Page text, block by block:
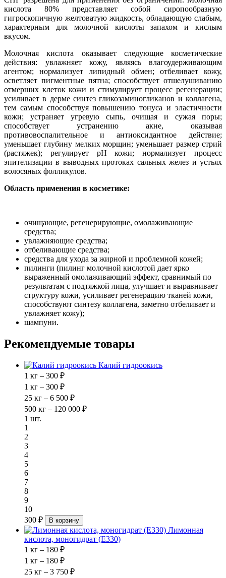
кислота 80% представляет собой сиропообразную
гигроскопичную желтоватую жидкость, обладающую слабым,
характерным для молочной кислоты запахом и кислым
вкусом.
Молочная кислота оказывает следующие косметические
действия: увлажняет кожу, являясь влагоудерживающим
агентом; нормализует липидный обмен; отбеливает кожу,
осветляет пигментные пятна; способствует отшелушиванию
отмерших клеток кожи и стимулирует процесс регенерации;
усиливает в дерме синтез гликозаминогликанов и коллагена,
тем самым способствуя повышению тонуса и эластичности
кожи; устраняет угревую сыпь, очищая и сужая поры;
способствует устранению акне, оказывая
противовоспалительное и антиоксидантное действие;
уменьшает глубину мелких морщин; уменьшает размер стрий
(растяжек); регулирует рН кожи; нормализует процесс
эпителизации в выводных протоках сальных желез и устьях
волосяных фолликулов.
Область применения в косметике:
очищающие, регенерирующие, омолаживающие
средства;
увлажняющие средства;
отбеливающие средства;
средства для ухода за жирной и проблемной кожей;
пилинги (пилинг молочной кислотой дает ярко
выраженный омолаживающий эффект, сравнимый по
результатам с подтяжкой лица, улучшает и выравнивает
структуру кожи, усиливает регенерацию тканей кожи,
способствуют синтезу коллагена, заметно отбеливает и
увлажняет кожу);
шампуни.
Рекомендуемые товары
Калий гидроокись
1 кг – 300 ₽
1 кг – 300 ₽
25 кг – 6 500 ₽
500 кг – 120 000 ₽
1 шт.
1
2
3
4
5
6
7
8
9
10
300 ₽
В корзину
Лимонная
кислота, моногидрат (E330)
1 кг – 180 ₽
1 кг – 180 ₽
25 кг – 3 750 ₽